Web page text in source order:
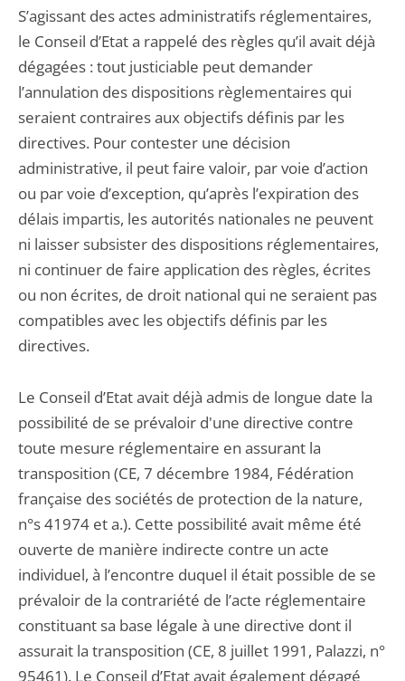
S’agissant des actes administratifs réglementaires,
le Conseil d’Etat a rappelé des règles qu’il avait déjà
dégagées : tout justiciable peut demander
l’annulation des dispositions règlementaires qui
seraient contraires aux objectifs définis par les
directives. Pour contester une décision
administrative, il peut faire valoir, par voie d’action
ou par voie d’exception, qu’après l’expiration des
délais impartis, les autorités nationales ne peuvent
ni laisser subsister des dispositions réglementaires,
ni continuer de faire application des règles, écrites
ou non écrites, de droit national qui ne seraient pas
compatibles avec les objectifs définis par les
directives.
Le Conseil d’Etat avait déjà admis de longue date la
possibilité de se prévaloir d'une directive contre
toute mesure réglementaire en assurant la
transposition (CE, 7 décembre 1984, Fédération
française des sociétés de protection de la nature,
n°s 41974 et a.). Cette possibilité avait même été
ouverte de manière indirecte contre un acte
individuel, à l’encontre duquel il était possible de se
prévaloir de la contrariété de l’acte réglementaire
constituant sa base légale à une directive dont il
assurait la transposition (CE, 8 juillet 1991, Palazzi, n°
95461). Le Conseil d’Etat avait également dégagé